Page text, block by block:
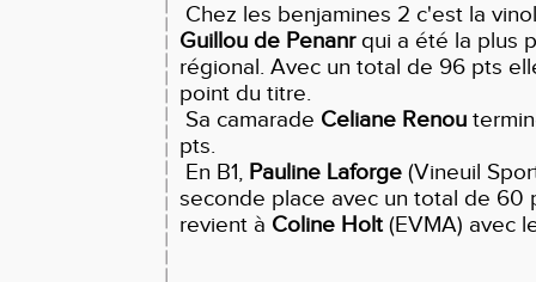
Chez les benjamines 2 c'est la
Guillou de Penanrqui a été la plus
régional. Avec un total de 96 pts
point du titre.
Sa camarade Celiane Renou
pts.
En B1, Pauline Laforge (Vineuil
seconde place avec un total de 60
revient à Coline Holt (EVMA) avec